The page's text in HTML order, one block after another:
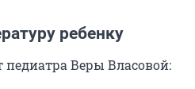
ребенку
Веры Власовой: